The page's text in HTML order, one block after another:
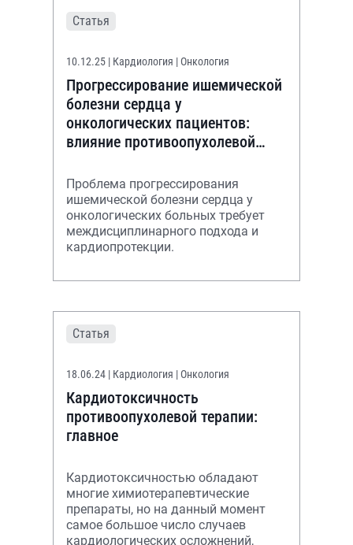
Статья
10.12.25 | Кардиология | Онкология
Прогрессирование ишемической
болезни сердца у
онкологических пациентов:
влияние противоопухолевой
злокачественного процесса
Проблема прогрессирования
ишемической болезни сердца у
онкологических больных требует
междисциплинарного подхода и
кардиопротекции.
Статья
18.06.24 | Кардиология | Онкология
Кардиотоксичность
противоопухолевой терапии:
главное
Кардиотоксичностью обладают
многие химиотерапевтические
препараты, но на данный момент
самое большое число случаев
кардиологических осложнений,